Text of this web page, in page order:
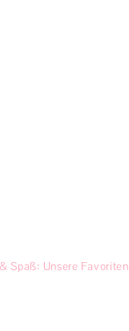
Spaß: Unsere Favoriten